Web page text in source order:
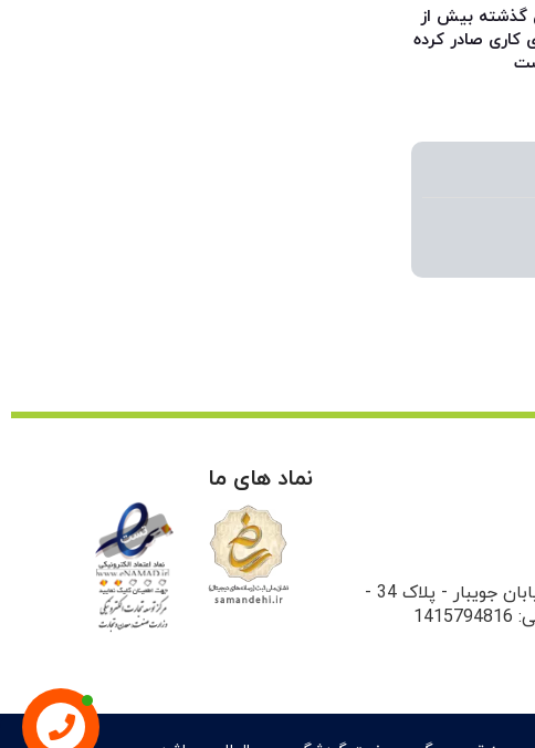
در ۴ سال گذشته بیش از
کاری صادر کرده
میدان فاطمی - خیابان جویبار - پلاک 34 -
نماد های ما